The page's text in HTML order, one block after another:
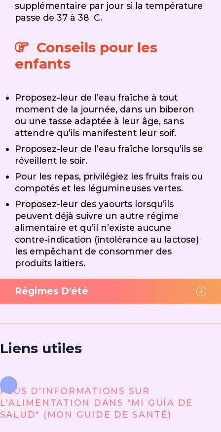
supplémentaire par jour si la température
passe de 37 à 38 C.
Conseils pour les
enfants
Proposez-leur de l’eau fraîche à tout
moment de la journée, dans un biberon
ou une tasse adaptée à leur âge, sans
attendre qu’ils manifestent leur soif.
Proposez-leur de l’eau fraîche lorsqu’ils se
réveillent le soir.
Pour les repas, privilégiez les fruits frais ou
compotés et les légumineuses vertes.
Proposez-leur des yaourts lorsqu’ils
peuvent déjà suivre un autre régime
alimentaire et qu’il n’existe aucune
contre-indication (intolérance au lactose)
les empêchant de consommer des
produits laitiers.
Régimes D'été
Liens utiles
PLUS D'INFORMATIONS SUR
L'ALIMENTATION DANS "MI GUÍA DE
SALUD" (MON GUIDE DE SANTÉ)